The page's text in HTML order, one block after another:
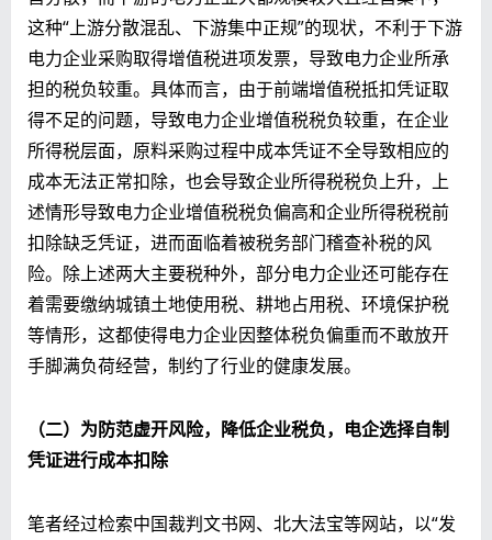
这种“上游分散混乱、下游集中正规”的现状，不利于下游
电力企业采购取得增值税进项发票，导致电力企业所承
担的税负较重。具体而言，由于前端增值税抵扣凭证取
得不足的问题，导致电力企业增值税税负较重，在企业
所得税层面，原料采购过程中成本凭证不全导致相应的
成本无法正常扣除，也会导致企业所得税税负上升，上
述情形导致电力企业增值税税负偏高和企业所得税税前
扣除缺乏凭证，进而面临着被税务部门稽查补税的风
险。除上述两大主要税种外，部分电力企业还可能存在
着需要缴纳城镇土地使用税、耕地占用税、环境保护税
等情形，这都使得电力企业因整体税负偏重而不敢放开
手脚满负荷经营，制约了行业的健康发展。
（二） 为防范虚开风险，降低企业税负，电企选择自制
凭证进行成本扣除
笔者经过检索中国裁判文书网、北大法宝等网站，以“发